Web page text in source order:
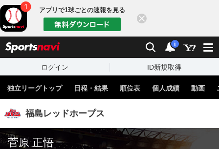
アプリで1球ごとの速報を見る
検索 通知
i
ログイン ID新規取得
独立リーグトップ 日程・結果 順位表 個人成績 動画
福島レッドホープス
菅原 正悟